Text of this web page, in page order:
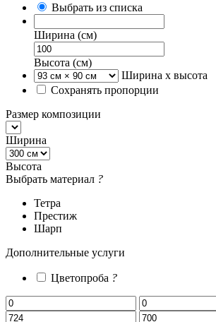
Выбрать из списка
Ширина (см)
Высота (см)
Ширина х высота
Сохранять пропорции
Размер композиции
Ширина
Высота
Выбрать материал ?
Тетра
Престиж
Шарп
Дополнительные услуги
Цветопроба ?